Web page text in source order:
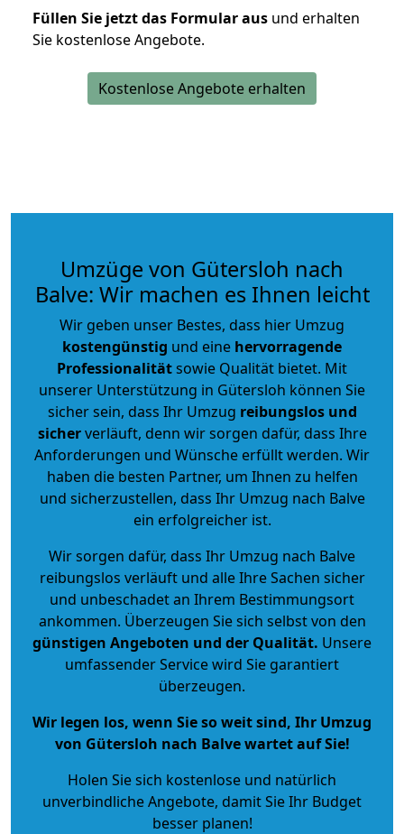
Füllen Sie jetzt das Formular aus und erhalten
Sie kostenlose Angebote.
Kostenlose Angebote erhalten
Umzüge von Gütersloh nach
Balve: Wir machen es Ihnen leicht
Wir geben unser Bestes, dass hier Umzug
kostengünstig und eine hervorragende
Professionalitätsowie Qualität bietet. Mit
unserer Unterstützung in Gütersloh können Sie
sicher sein, dass Ihr Umzug reibungslos und
sicherverläuft, denn wir sorgen dafür, dass Ihre
Anforderungen und Wünsche erfüllt werden. Wir
haben die besten Partner, um Ihnen zu helfen
und sicherzustellen, dass Ihr Umzug nach Balve
ein erfolgreicher ist.
Wir sorgen dafür, dass Ihr Umzug nach Balve
reibungslos verläuft und alle Ihre Sachen sicher
und unbeschadet an Ihrem Bestimmungsort
ankommen. Überzeugen Sie sich selbst von den
günstigen Angeboten und der Qualität. Unsere
umfassender Service wird Sie garantiert
überzeugen.
Wir legen los, wenn Sie so weit sind, Ihr Umzug
von Gütersloh nach Balve wartet auf Sie!
Holen Sie sich kostenlose und natürlich
unverbindliche Angebote, damit Sie Ihr Budget
besser planen!